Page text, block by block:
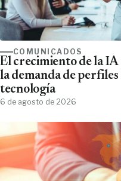
COMUNICADOS
El crecimiento de la
la demanda de perfiles
tecnología
6 de agosto de 2026